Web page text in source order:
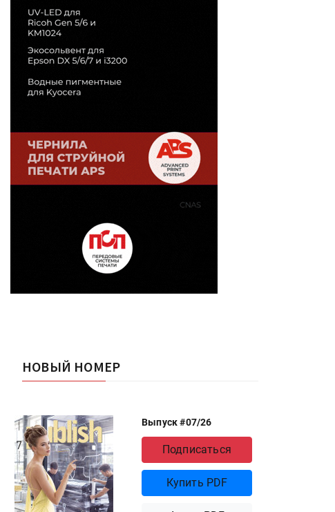
НОВЫЙ НОМЕР
Выпуск #07/26
Подписаться
Купить PDF